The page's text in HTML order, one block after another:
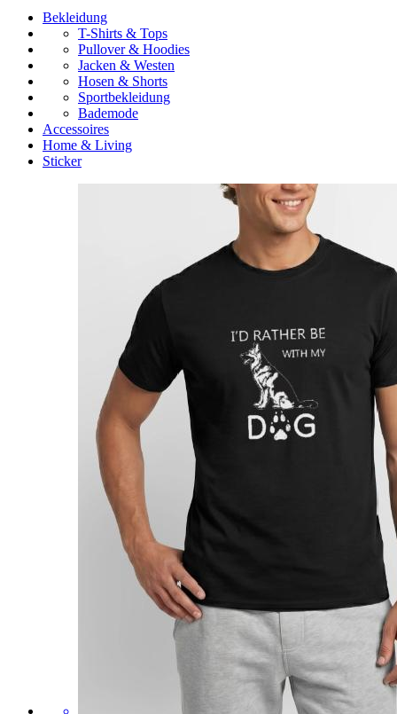
Bekleidung
T-Shirts & Tops
Pullover & Hoodies
Jacken & Westen
Hosen & Shorts
Sportbekleidung
Bademode
Accessoires
Home & Living
Sticker